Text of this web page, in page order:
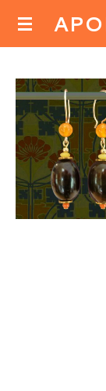
Ga
de
hoofdinhoud